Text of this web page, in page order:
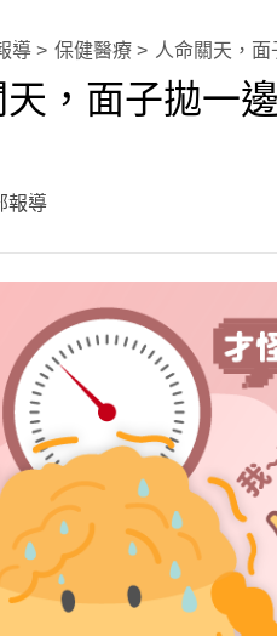
訊
整形
知識
健康
問診室
美醫FUN知識
國際新知
導 保健醫療 人命關天，
天，面子拋一
報導